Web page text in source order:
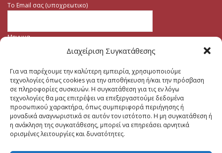
Διαχείριση Συγκατάθεσης
Για να παρέχουμε την καλύτερη εμπειρία, χρησιμοποιούμε
τεχνολογίες όπως cookies για την αποθήκευση ή/και την πρόσβαση
σε πληροφορίες συσκευών. Η συγκατάθεση για τις εν λόγω
τεχνολογίες θα μας επιτρέψει να επεξεργαστούμε δεδομένα
προσωπικού χαρακτήρα, όπως συμπεριφορά περιήγησης ή
μοναδικά αναγνωριστικά σε αυτόν τον ιστότοπο. Η μη συγκατάθεση ή
η ανάκληση της συγκατάθεσης, μπορεί να επηρεάσει αρνητικά
ορισμένες λειτουργίες και δυνατότητες.
Το Email σας (υποχρεωτικο)
Μηνυμα